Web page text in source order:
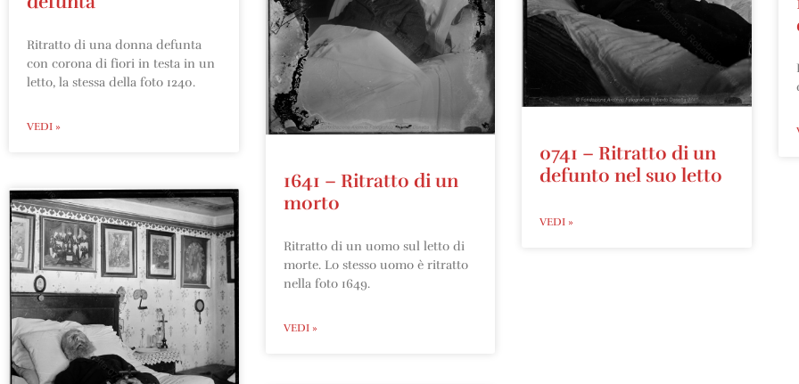
Ritratto di una donna defunta
con corona di fiori in testa in un
letto, la stessa della foto 1240.
VEDI »
1641 – Ritratto di un
morto
Ritratto di un uomo sul letto di
morte. Lo stesso uomo è ritratto
nella foto 1649.
VEDI »
0741 – Ritratto di un
defunto nel suo letto
VEDI »